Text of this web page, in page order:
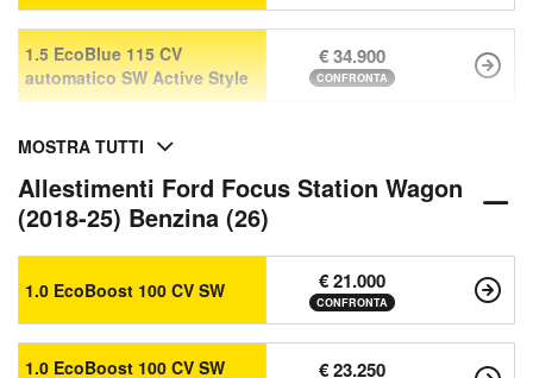
1.5 EcoBlue 115 CV
automatico SW Active Style
€ 34.900
CONFRONTA
MOSTRA TUTTI
Allestimenti Ford Focus Station Wagon
(2018-25) Benzina (26)
1.0 EcoBoost 100 CV SW € 21.000
CONFRONTA
1.0 EcoBoost 100 CV SW € 23.250